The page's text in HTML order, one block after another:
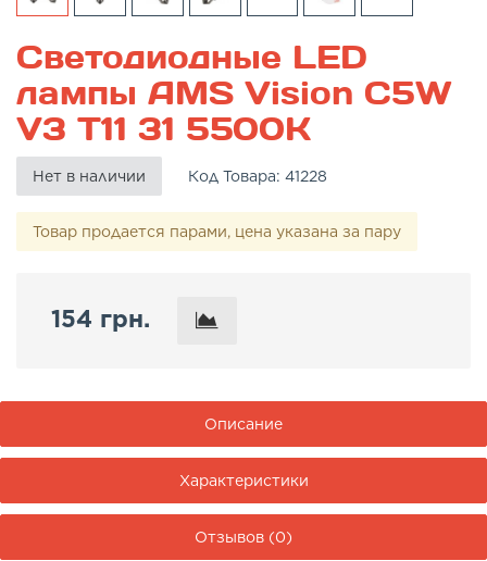
Светодиодные LED
лампы AMS Vision C5W
V3 T11 31 5500K
Нет в наличии Код Товара: 41228
Товар продается парами, цена указана за пару
154 грн.
Описание
Характеристики
Отзывов (0)